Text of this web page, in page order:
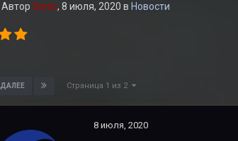
Автор Sonic, 8 июля, 2020 в Новости
ДАЛЕЕ Страница 1 из 2
8 июля, 2020